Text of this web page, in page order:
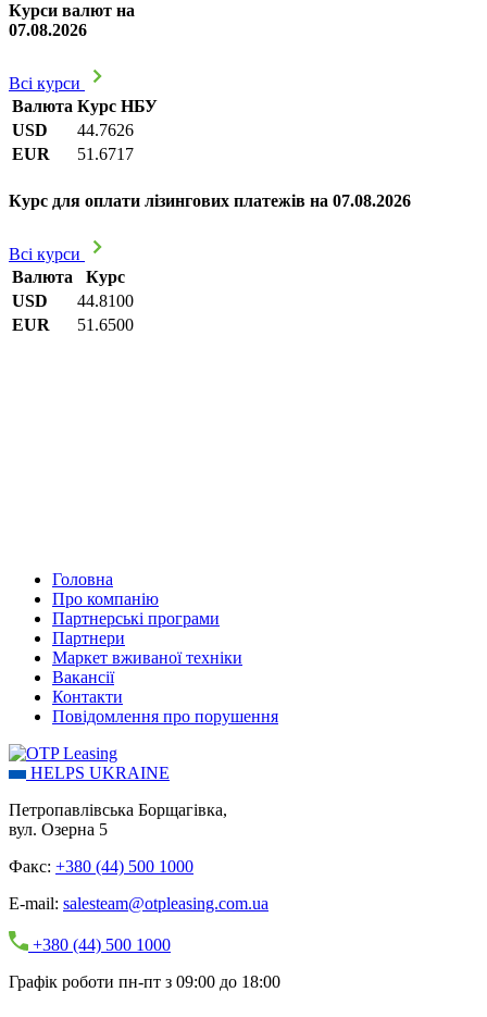
Курси валют на
07.08.2026
Всі курси
Валюта Курс НБУ
USD
44.7626
EUR
51.6717
Курс для оплати лізингових платежів на 07.08.2026
Всі курси
Валюта
Курс
USD
44.8100
EUR
51.6500
Головна
Про компанію
Партнерські програми
Партнери
Маркет вживаної техніки
Вакансії
Контакти
Повідомлення про порушення
HELPS UKRAINE
Петропавлівська Борщагівка,
вул. Озерна 5
Факс: +380 (44) 500 1000
E-mail: salesteam@otpleasing.com.ua
+380 (44) 500 1000
Графік роботи пн-пт з 09:00 до 18:00